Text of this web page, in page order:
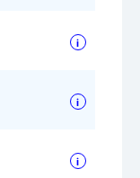
i
i
i